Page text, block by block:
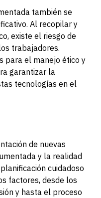
también se
Al recopilar y
existe el riesgo de
trabajadores.
para el manejo ético y
garantizar la
tecnologías en el
de nuevas
y la realidad
cuidadoso
factores, desde los
y hasta el proceso